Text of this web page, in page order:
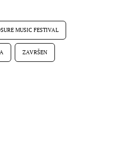
MUSIC FESTIVAL
ZAVRŠEN